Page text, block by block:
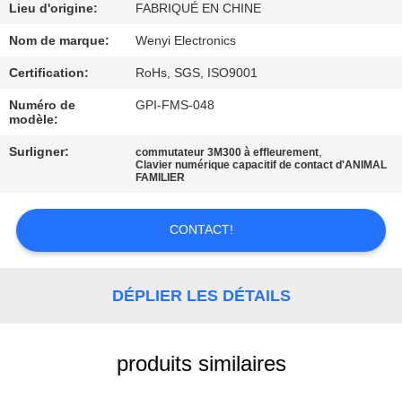
D'USINE
CONTRÔLE
DE
QUALITÉ
CONTACTEZ-
NOUS
Lieu d'origine: FABRIQUÉ EN CHINE
Nom de marque: Wenyi Electronics
Certification: RoHs, SGS, ISO9001
Numéro de
modèle:
GPI-FMS-048
Surligner: commutateur 3M300 à effleurement,
Clavier numérique capacitif de contact d'ANIMAL
FAMILIER
CONTACT!
DÉPLIER LES DÉTAILS
produits similaires